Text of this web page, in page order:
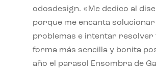
odosdesign. «Me dedico al
porque me encanta solucionar
problemas e intentar resolver
forma más sencilla y bonita
año el parasol Ensombra de